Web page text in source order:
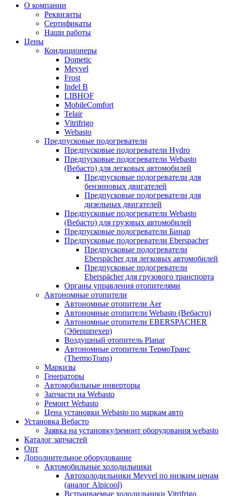
вверх
О компании
Реквизиты
Сертификаты
Наши работы
Цены
Кондиционеры
Dometic
Meyvel
Frost
Indel B
LIBHOF
MobileComfort
Telair
Vitrifrigo
Webasto
Предпусковые подогреватели
Предпусковые подогреватели Hydro
Предпусковые подогреватели Webasto
(Вебасто) для легковых автомобилей
Предпусковые подогреватели для
бензиновых двигателей
Предпусковые подогреватели для
дизельных двигателей
Предпусковые подогреватели Webasto
(Вебасто) для грузовых автомобилей
Предпусковые подогреватели Бинар
Предпусковые подогреватели Eberspacher
Предпусковые подогреватели
Eberspächer для легковых автомобилей
Предпусковые подогреватели
Eberspächer для грузового транспорта
Органы управления отопителями
Автономные отопители
Автономные отопители Аer
Автономные отопители Webasto (Вебасто)
Автономные отопители EBERSPACHER
(Эбершпехер)
Воздушный отопитель Planar
Автономные отопители ТермоТранс
(ThermoTrans)
Маркизы
Генераторы
Автомобильные инверторы
Запчасти на Webasto
Ремонт Webasto
Цена установки Webasto по маркам авто
Установка Вебасто
Заявка на установку/ремонт оборудования webasto
Каталог запчастей
Опт
Дополнительное оборудование
Автомобильные холодильники
Автохолодильники Meyvel по низким ценам
(аналог Alpicool)
Встраиваемые холодильники Vitrifrigo